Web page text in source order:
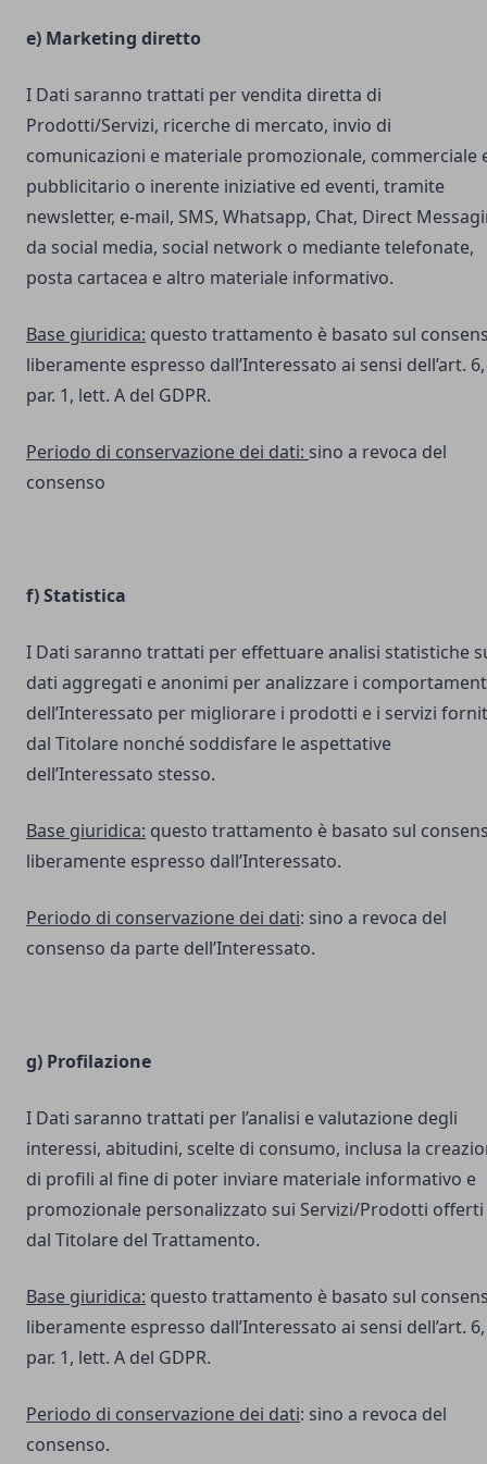
e) Marketing diretto
I Dati saranno trattati per vendita diretta di
Prodotti/Servizi, ricerche di mercato, invio di
comunicazioni e materiale promozionale, commerciale
pubblicitario o inerente iniziative ed eventi, tramite
newsletter, e-mail, SMS, Whatsapp, Chat, Direct
da social media, social network o mediante telefonate,
posta cartacea e altro materiale informativo.
Base giuridica: questo trattamento è basato sul
liberamente espresso dall’Interessato ai sensi dell’art. 6,
par. 1, lett. A del GDPR.
Periodo di conservazione dei dati: sino a revoca del
consenso
f) Statistica
I Dati saranno trattati per effettuare analisi statistiche
dati aggregati e anonimi per analizzare i
dell’Interessato per migliorare i prodotti e i servizi
dal Titolare nonché soddisfare le aspettative
dell’Interessato stesso.
Base giuridica: questo trattamento è basato sul
liberamente espresso dall’Interessato.
Periodo di conservazione dei dati: sino a revoca del
consenso da parte dell’Interessato.
g) Profilazione
I Dati saranno trattati per l’analisi e valutazione degli
interessi, abitudini, scelte di consumo, inclusa la
di profili al fine di poter inviare materiale informativo e
promozionale personalizzato sui Servizi/Prodotti offerti
dal Titolare del Trattamento.
Base giuridica: questo trattamento è basato sul
liberamente espresso dall’Interessato ai sensi dell’art. 6,
par. 1, lett. A del GDPR.
Periodo di conservazione dei dati: sino a revoca del
consenso.